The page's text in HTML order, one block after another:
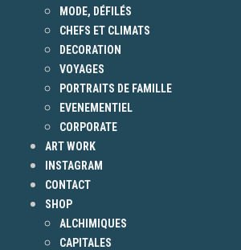
MODE, DÉFILÉS
CHEFS ET CLIMATS
DECORATION
VOYAGES
PORTRAITS DE FAMILLE
EVENEMENTIEL
CORPORATE
ART WORK
INSTAGRAM
CONTACT
SHOP
ALCHIMIQUES
CAPITALES